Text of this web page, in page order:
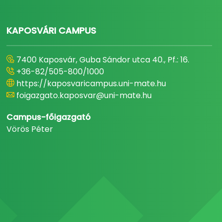
KAPOSVÁRI CAMPUS
7400 Kaposvár, Guba Sándor utca 40., Pf.: 16.
+36-82/505-800/1000
https://kaposvaricampus.uni-mate.hu
foigazgato.kaposvar@uni-mate.hu
Campus-főigazgató
Vörös Péter